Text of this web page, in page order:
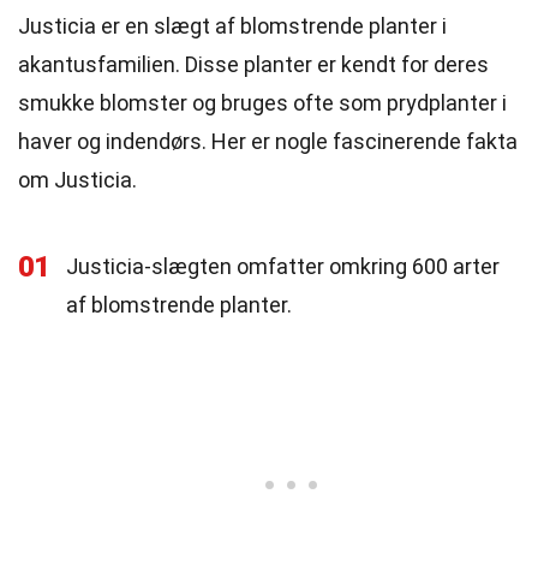
Justicia er en slægt af blomstrende planter i
akantusfamilien. Disse planter er kendt for deres
smukke blomster og bruges ofte som prydplanter i
haver og indendørs. Her er nogle fascinerende fakta
om Justicia.
01
Justicia-slægten omfatter omkring 600 arter
af blomstrende planter.